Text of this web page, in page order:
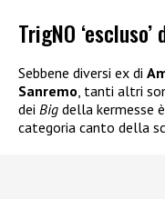
TrigNO
Sebbene diversi ex di
Sanremo, tanti altri
dei Big della kermesse
categoria canto della